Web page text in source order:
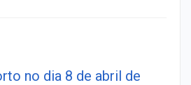
no dia 8 de abril de